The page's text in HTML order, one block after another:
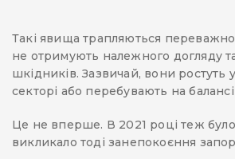
Такі явища трапляються
не отримують належного догляду
шкідників. Зазвичай, вони ростуть
секторі або перебувають на балансі
Це не вперше. В 2021 році теж
викликало тоді занепокоєння